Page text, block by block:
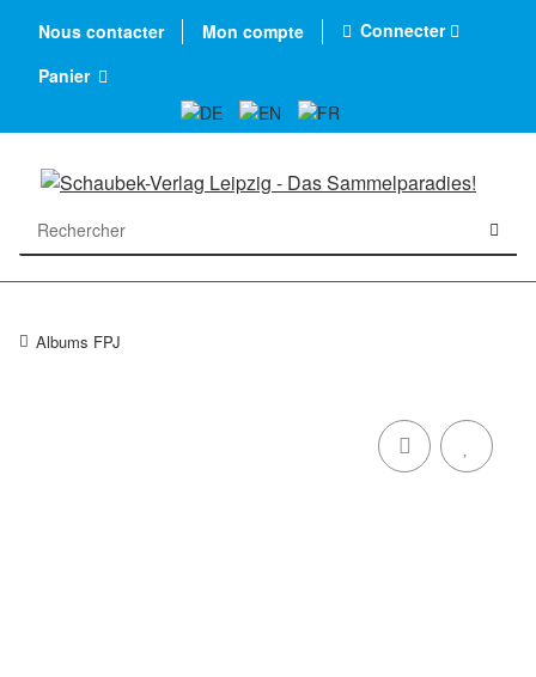
Nous contacter Mon compte
Connecter
Panier
Albums FPJ